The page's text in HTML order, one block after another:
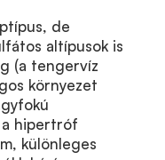
de
altípusok is
(a tengervíz
környezet
a hipertróf
különleges